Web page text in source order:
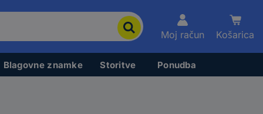
Moj račun Košarica
Blagovne znamke Storitve Ponudba